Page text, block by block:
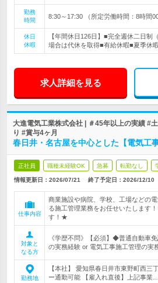
勤務
時間
8:30～17:30 （所定労働時間：8時間
休日
休暇
【年間休日126日】■完全週休二日
場合は代休を取得■有給休暇■夏季休
求人詳細を見る
大進電気工業株式会社 | ＃45年以上の実績 #
り #賞与4ヶ月
春日井・名古屋を中心とした【電気工
正社員 職種未経験OK 急募 転勤なし
情報更新日：2026/07/21 終了予定日： 2026/12/10
仕事内容
商業施設や病院、学校、工場などの
る施工管理業務をお任せいたします
す！★
対象と
なる方
《学歴不問》【必須】◆普通自動車
の実務経験 or 電気工事施工管理の実
勤務地
【本社】 愛知県春日井市東野町西
ー通勤可能 【雇入れ直後】上記事業…